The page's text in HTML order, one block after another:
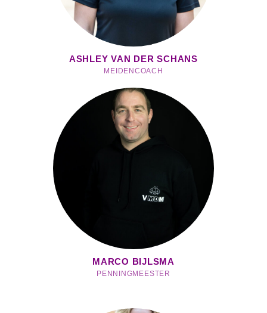
ASHLEY VAN DER SCHANS
MEIDENCOACH
MARCO BIJLSMA
PENNINGMEESTER